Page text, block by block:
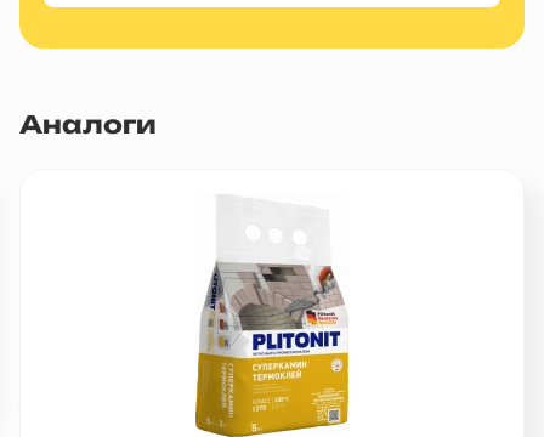
Аналоги